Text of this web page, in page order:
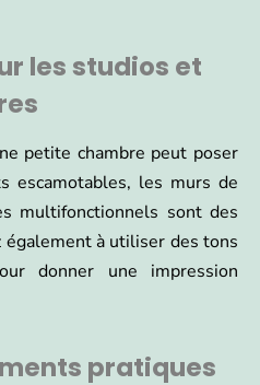
les studios et
petite chambre peut poser
escamotables, les murs de
multifonctionnels sont des
également à utiliser des tons
donner une impression
pratiques